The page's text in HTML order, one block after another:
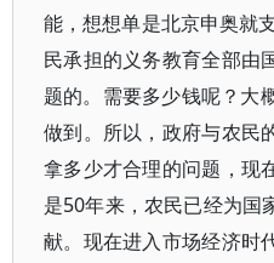
能，想想单是北京申奥就
民承担的义务教育全部由
题的。需要多少钱呢？大
做到。所以，政府与农民
拿多少才合理的问题，现
是50年来，农民已经为国
献。现在进入市场经济时